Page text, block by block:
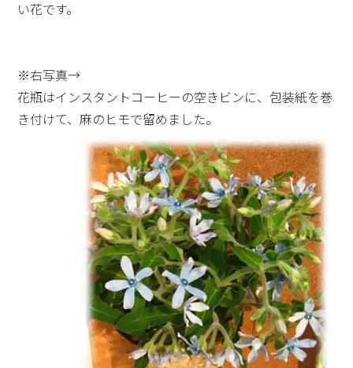
い花です。
※右写真→
花瓶はインスタントコーヒーの空きビンに、包装紙を巻
き付けて、麻のヒモで留めました。